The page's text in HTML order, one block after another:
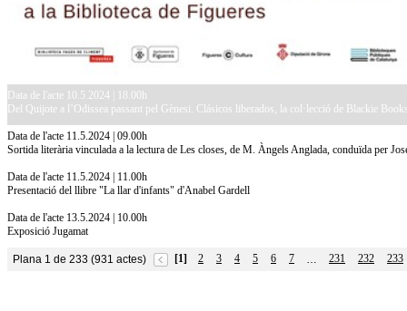
Data de l'acte 10.5.2024 | 18.00h
Del Quijote a l’Odissea passant pel Gènesi. Clásicos liberados, la col·lecció de Blackie
Data de l'acte 11.5.2024 | 09.00h
Sortida literària vinculada a la lectura de Les closes, de M. Àngels Anglada, conduïda per
Data de l'acte 11.5.2024 | 11.00h
Presentació del llibre "La llar d'infants" d'Anabel Gardell
Data de l'acte 13.5.2024 | 10.00h
Exposició Jugamat
Plana 1 de 233 (931 actes) [1] 2 3 4 5 6 7 … 231 232
233